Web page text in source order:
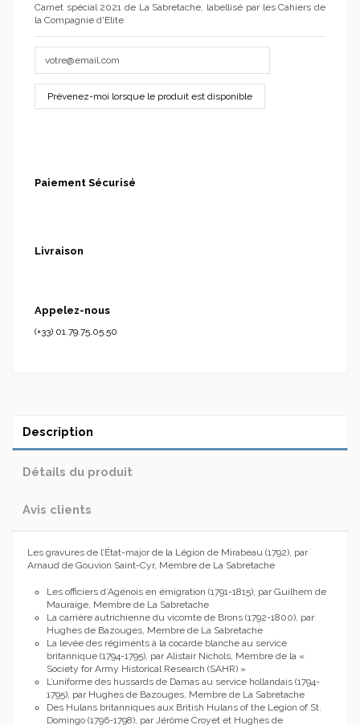
Carnet spécial 2021 de La Sabretache, labellisé par les Cahiers de
la Compagnie d'Elite
Paiement Sécurisé
Livraison
Appelez-nous
(+33) 01.79.75.05.50
Description
Détails du produit
Avis clients
Les gravures de l’État-major de la Légion de Mirabeau (1792), par
Arnaud de Gouvion Saint-Cyr, Membre de La Sabretache
Les officiers d’Agénois en émigration (1791-1815), par Guilhem de
Mauraige, Membre de La Sabretache
La carrière autrichienne du vicomte de Brons (1792-1800), par
Hughes de Bazouges, Membre de La Sabretache
La levée des régiments à la cocarde blanche au service
britannique (1794-1795), par Alistair Nichols, Membre de la «
Society for Army Historical Research (SAHR) »
L’uniforme des hussards de Damas au service hollandais (1794-
1795), par Hughes de Bazouges, Membre de La Sabretache
Des Hulans britanniques aux British Hulans of the Legion of St.
Domingo (1796-1798), par Jérôme Croyet et Hughes de